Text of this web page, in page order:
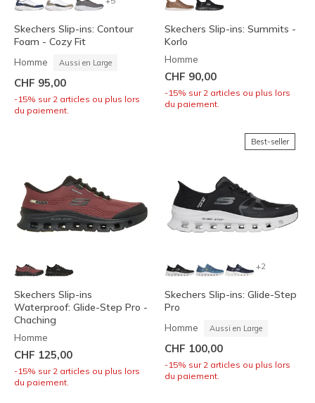
Skechers Slip-ins: Contour
Foam - Cozy Fit
Homme Aussi en Large
CHF 95,00
-15% sur 2 articles ou plus lors
du paiement.
Skechers Slip-ins: Summits -
Korlo
Homme
CHF 90,00
-15% sur 2 articles ou plus lors
du paiement.
Skechers Slip-ins
Waterproof: Glide-Step Pro -
Chaching
Homme
CHF 125,00
-15% sur 2 articles ou plus lors
du paiement.
Best-seller
+2
Skechers Slip-ins: Glide-Step
Pro
Homme Aussi en Large
CHF 100,00
-15% sur 2 articles ou plus lors
du paiement.